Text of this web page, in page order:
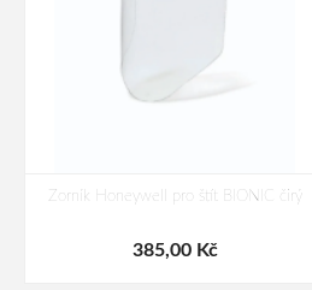
Zorník Honeywell pro štít BIONIC čirý
385,00 Kč